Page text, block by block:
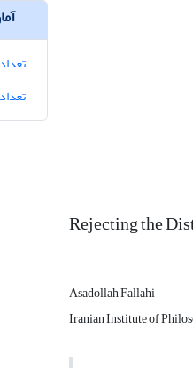
Rejecting the
Asadollah Fallahi
Iranian Institute of